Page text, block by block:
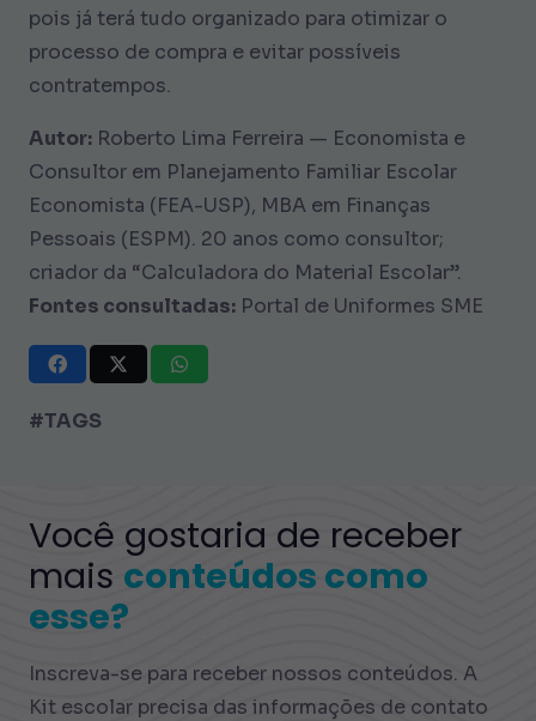
pois já terá tudo organizado para otimizar o
processo de compra e evitar possíveis
contratempos.
Autor: Roberto Lima Ferreira — Economista e
Consultor em Planejamento Familiar Escolar
Economista (FEA-USP), MBA em Finanças
Pessoais (ESPM). 20 anos como consultor;
criador da “Calculadora do Material Escolar”.
Fontes consultadas: Portal de Uniformes SME
#TAGS
Você gostaria de receber
mais conteúdos como
esse?
Inscreva-se para receber nossos conteúdos. A
Kit escolar precisa das informações de contato